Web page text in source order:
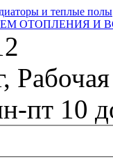
ОТОПЛЕНИЯ И
пт 10